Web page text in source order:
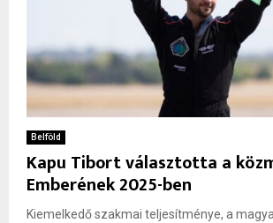
Belföld
Kapu Tibort választotta a
Emberének 2025-ben
Kiemelkedő szakmai teljesítménye, a